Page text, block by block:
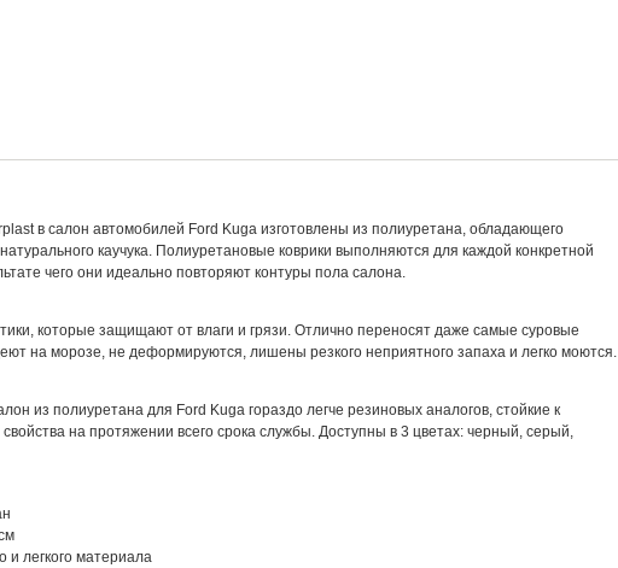
в салон автомобилей Ford Kuga изготовлены из полиуретана, обладающего
каучука. Полиуретановые коврики выполняются для каждой конкретной
чего они идеально повторяют контуры пола салона.
которые защищают от влаги и грязи. Отлично переносят даже самые суровые
на морозе, не деформируются, лишены резкого неприятного запаха и легко моются.
из полиуретана для Ford Kuga гораздо легче резиновых аналогов, стойкие к
на протяжении всего срока службы. Доступны в 3 цветах: черный, серый,
и легкого материала